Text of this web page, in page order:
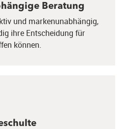
Beratung
und markenunabhängig,
ihre Entscheidung für
können.